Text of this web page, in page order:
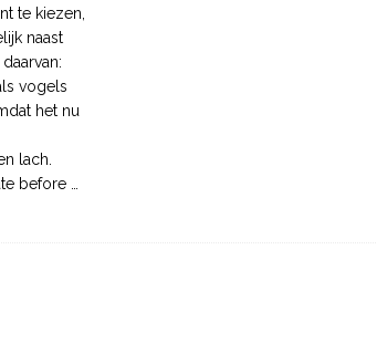
te kiezen,
naast
vogels
het nu
lach.
before …